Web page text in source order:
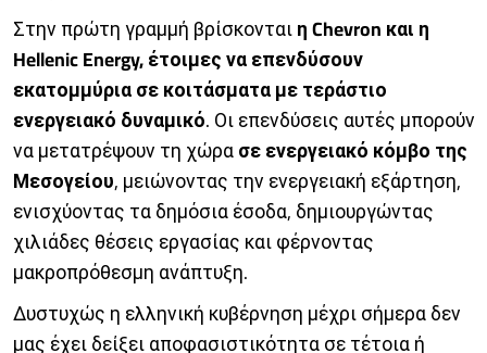
Στην πρώτη γραμμή βρίσκονταιη Chevron και η
Hellenic Energy, έτοιμες να επενδύσουν
εκατομμύρια σε κοιτάσματα με τεράστιο
ενεργειακό δυναμικό. Οι επενδύσεις αυτές μπορούν
να μετατρέψουν τη χώρασε ενεργειακό κόμβο της
Μεσογείου, μειώνοντας την ενεργειακή εξάρτηση,
ενισχύοντας τα δημόσια έσοδα, δημιουργώντας
χιλιάδες θέσεις εργασίας και φέρνοντας
μακροπρόθεσμη ανάπτυξη.
Δυστυχώς η ελληνική κυβέρνηση μέχρι σήμερα δεν
μας έχει δείξει αποφασιστικότητα σε τέτοια ή